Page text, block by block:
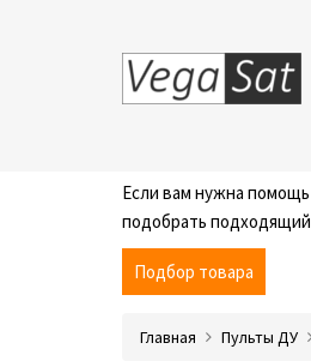
Если вам нужна
подобрать
Подбор товара
Главная Пульты ДУ